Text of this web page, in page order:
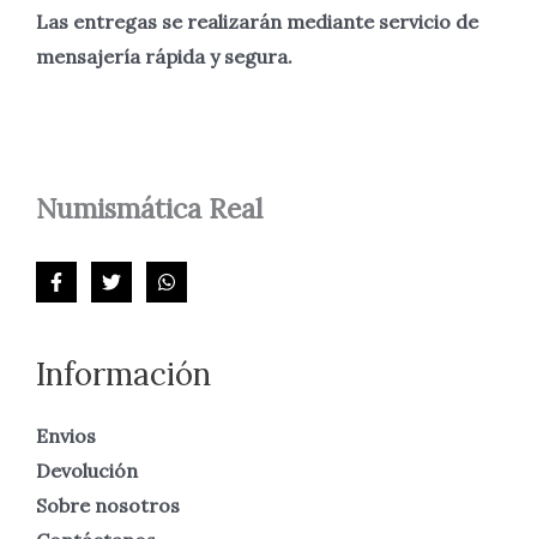
Las entregas se realizarán mediante servicio de
mensajería rápida y segura.
NumismáticaReal
Información
Envios
Devolución
Sobre nosotros